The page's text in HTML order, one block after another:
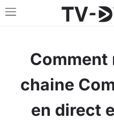
Comment
chaine
en direct